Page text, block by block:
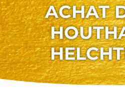
ACHAT